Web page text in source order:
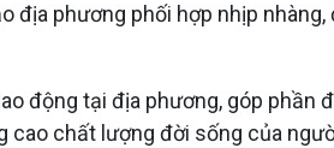
địa phương phối hợp nhịp
động tại địa phương, góp phần
cao chất lượng đời sống của